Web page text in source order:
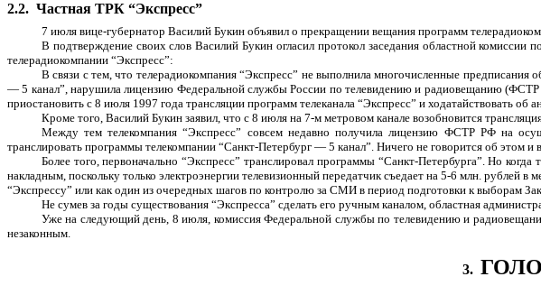
2.2. Частная ТРК “Экспресс”
7 июля вице-губернатор Василий Букин объявил о прекращении вещания программ
В подтверждение своих слов Василий Букин огласил протокол заседания областной
телерадиокомпании “Экспресс”:
В связи с тем, что телерадиокомпания “Экспресс” не выполнила многочисленные предписания
— 5 канал”, нарушила лицензию Федеральной службы России по телевидению и радиовещанию
приостановить с 8 июля 1997 года трансляции программ телеканала “Экспресс” и ходатайствовать
Кроме того, Василий Букин заявил, что с 8 июля на 7-м метровом канале возобновится
Между тем телекомпания “Экспресс” совсем недавно получила лицензию ФСТР РФ на
транслировать программы телекомпании “Санкт-Петербург — 5 канал”. Ничего не говорится об
Более того, первоначально “Экспресс” транслировал программы “Санкт-Петербурга”. Но
накладным, поскольку только электроэнергии телевизионный передатчик съедает на 5-6 млн. рублей
“Экспрессу” или как один из очередных шагов по контролю за СМИ в период подготовки к выборам
Не сумев за годы существования “Экспресса” сделать его ручным каналом, областная
Уже на следующий день, 8 июля, комиссия Федеральной службы по телевидению и
незаконным.
3.